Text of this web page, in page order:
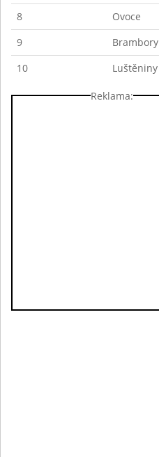
8
Ovoce
9
Brambory
10
Luštěniny
Reklama: